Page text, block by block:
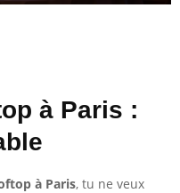
à Paris :
à Paris, tu ne veux